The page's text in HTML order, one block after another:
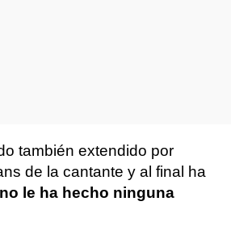
también extendido por
de la cantante y al final ha
no le ha hecho ninguna